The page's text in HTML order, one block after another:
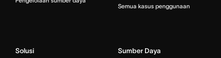
Semua kasus penggunaan
Solusi Sumber Daya